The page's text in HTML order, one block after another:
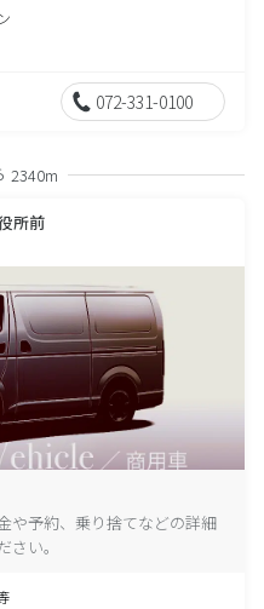
072-331-0100
2340m
所前
や予約、乗り捨てなどの詳細
い。